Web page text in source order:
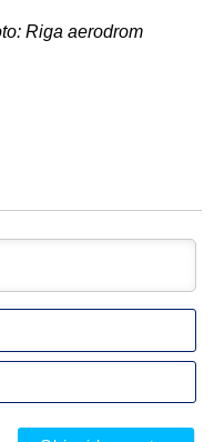
Riga aerodrom